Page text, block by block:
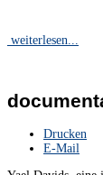
weiterlesen...
Drucken
E-Mail